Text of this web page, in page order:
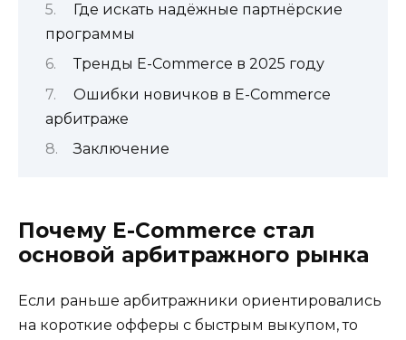
Где искать надёжные партнёрские
программы
Тренды E-Commerce в 2025 году
Ошибки новичков в E-Commerce
арбитраже
Заключение
Почему E-Commerce стал
основой арбитражного рынка
Если раньше арбитражники ориентировались
на короткие офферы с быстрым выкупом, то